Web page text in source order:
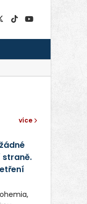
více
straně.